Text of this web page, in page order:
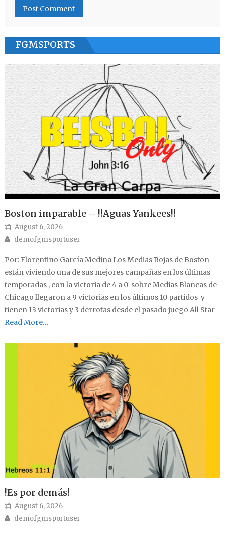
FGMSPORTS
Boston imparable – !!Aguas Yankees!!
Posted on
August 6, 2026
Author
demofgmsportuser
Por: Florentino García Medina Los Medias Rojas de Boston
están viviendo una de sus mejores campañas en los últimas
temporadas , con la victoria de 4 a 0 sobre Medias Blancas de
Chicago llegaron a 9 victorias en los últimos 10 partidos y
tienen 13 victorias y 3 derrotas desde el pasado juego All Star
Read More…
!Es por demás!
Posted on
August 6, 2026
Author
demofgmsportuser